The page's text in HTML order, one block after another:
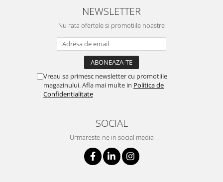
NEWSLETTER
Nu rata ofertele si promotiile noastre
Vreau sa primesc newsletter cu promotiile
magazinului. Afla mai multe in Politica de
Confidentialitate
SOCIAL
Urmareste-ne in social media